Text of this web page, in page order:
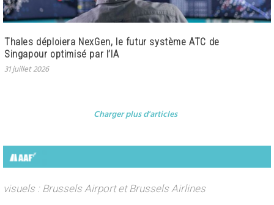
Thales déploiera NexGen, le futur système ATC de
Singapour optimisé par l’IA
31 juillet 2026
Charger plus d'articles
visuels : Brussels Airport et Brussels Airlines